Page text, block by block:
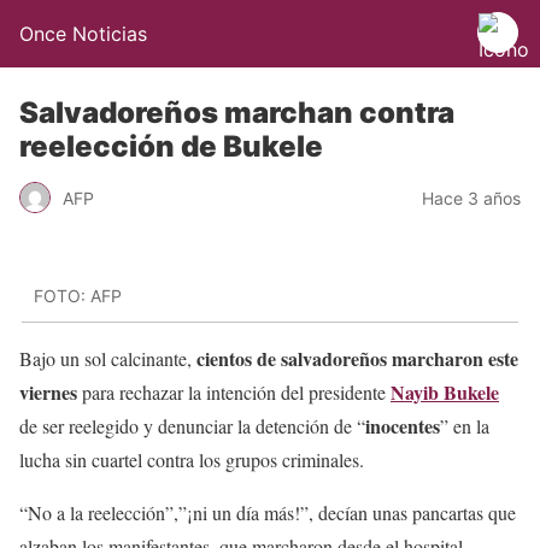
Once Noticias
Salvadoreños marchan contra
reelección de Bukele
AFP Hace 3 años
FOTO: AFP
Bajo un sol calcinante, cientos de salvadoreños marcharon este
viernespara rechazar la intención del presidenteNayib Bukele
de ser reelegido y denunciar la detención de “inocentes” en la
lucha sin cuartel contra los grupos criminales.
“No a la reelección”,”¡ni un día más!”, decían unas pancartas que